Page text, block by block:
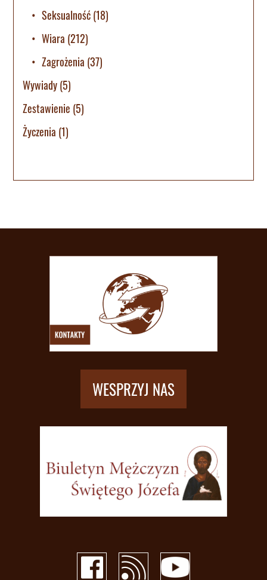
Seksualność(18)
Wiara (212)
Zagrożenia (37)
Wywiady(5)
Zestawienie (5)
Życzenia (1)
WESPRZYJ NAS